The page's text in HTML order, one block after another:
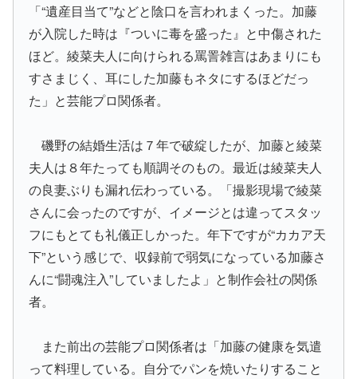
「“遺産目当て”などと陰口を言われまくった。加藤
が入院した時は『ついに毒を盛った』と中傷された
ほど。綾菜夫人に向けられる罵詈雑言はあまりにも
すさまじく、耳にした加藤もネタにするほどだっ
た」と芸能プロ関係者。
磯野の結婚生活は７年で破綻したが、加藤と綾菜
夫人は８年たっても順調そのもの。最近は綾菜夫人
の良妻ぶりも漏れ伝わっている。「撮影現場で綾菜
さんに会ったのですが、イメージとは違ってスタッ
フにもとても礼儀正しかった。年下ですが“カカア天
下”という感じで、収録前で弱気になっている加藤さ
んに“闘魂注入”していましたよ」と制作会社の関係
者。
また前出の芸能プロ関係者は「加藤の健康を気遣
って料理している。自分でパンを焼いたりすること